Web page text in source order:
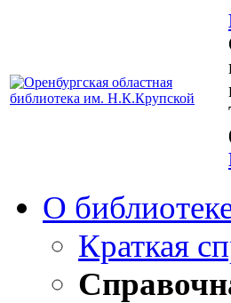
О
Краткая